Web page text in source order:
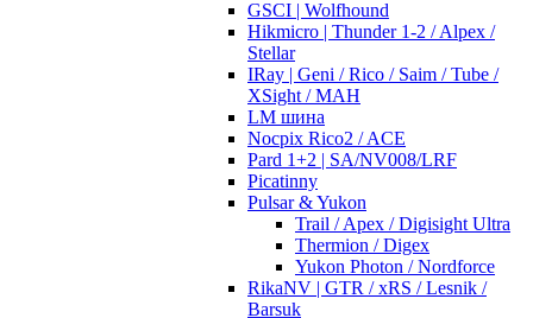
GSCI | Wolfhound
Hikmicro | Thunder 1-2 / Alpex /
Stellar
IRay | Geni / Rico / Saim / Tube /
XSight / MAH
LM шина
Nocpix Rico2 / ACE
Pard 1+2 | SA/NV008/LRF
Picatinny
Pulsar & Yukon
Trail / Apex / Digisight Ultra
Thermion / Digex
Yukon Photon / Nordforce
RikaNV | GTR / xRS / Lesnik /
Barsuk